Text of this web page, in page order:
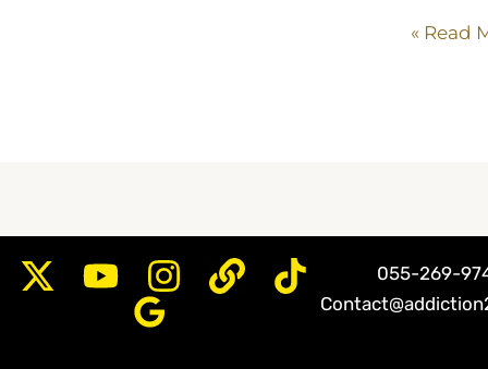
Read